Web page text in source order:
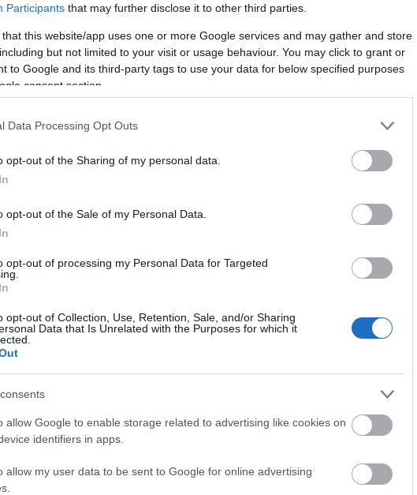
Participants that may further disclose it to other third parties.
that this website/app uses one or more Google services and may gather and store
but not limited to your visit or usage behaviour. You may click to grant or
to Google and its third-party tags to use your data for below specified purposes
consent section.
Data Processing Opt Outs
opt-out of the Sharing of my personal data.
opt-out of the Sale of my Personal Data.
opt-out of processing my Personal Data for Targeted
opt-out of Collection, Use, Retention, Sale, and/or Sharing
Data that Is Unrelated with the Purposes for which it
allow Google to enable storage related to advertising like cookies on
identifiers in apps.
allow my user data to be sent to Google for online advertising
(Fotó: Jutarnjilist.hr)
az, ami az ingatlan mintáját szolgáltatta.
később adott interjúja szerint ugyanis
megőrzött gyermekkori rajzai,
állították össze-, amelyeknek
egy bécsi játékboltban megvett négy
alapján mintegy 14 térbeli verziót
nap alatt a dán játékból, amelyből a
a család. A játékvárat ezek
vállaló építésznek– százszoros
északnyugatra található Jurjevec
méter magas központi lakótornyot
2x33 méter magasak lettek. A 2480
vár építését 2000-ben már el is kezdték
a munkálatokat azonban a megfelelő
miatt hamar leállíttatta Korpona
a bontás időpontját is kitűzték a